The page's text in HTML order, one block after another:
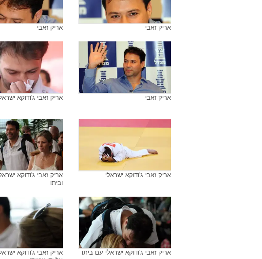
אריק זאבי אריק זאבי
אריק זאבי
אריק זאבי אריק זאבי ג'ודוקא ישראלי